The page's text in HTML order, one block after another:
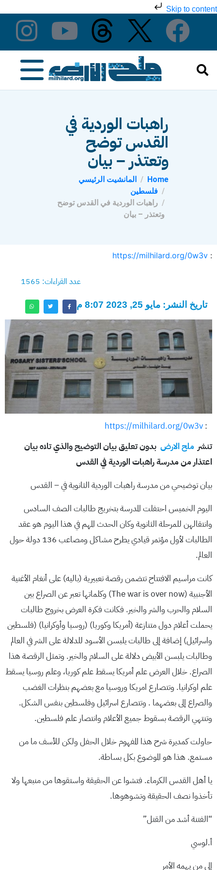
Skip to content
راهبات الوردية في
القدس توضح
وتعتذر – بيان
Home
المانشيت الرئيسي
فلسطين
راهبات الوردية في القدس توضح
وتعتذر – بيان
:
https://milhilard.org/0w3v
عدد القراءات: 1565
تاريخ النشر: مايو 25, 2023 8:07 م
:
https://milhilard.org/0w3v
تنشر ملح الارض بدون تعليق بيان التوضيح والذي تلاه بيان
اعتذار من مدرسة راهبات الوردية في القدس
بيان توضيحي من مدرسة راهبات الوردية الثانوية في – القدس
اليوم الخميس احتفلت المدرسة بتخريج طالبات الصف السادس
وانتقالهن للمرحلة الثانوية وكان الحدث المهم في هذا اليوم هو عقد
الطالبات لأول مؤتمر قيادي يطرح مشاكل ومصاعب 136 دولة حول
العالم.
كانت مراسيم الافتتاح تتضمن رقصة تعبيرية (باليه) على أنغام الأغنية
الأجنبية (The war is over now) وكلماتها تعبر عن الصراع بين
السلام والحرب والشر والخير. فكانت فكرة العرض بخروج طالبات
يحملت أعلام دول متنازعة (أمريكا وكوريا) (روسيا وأوكرانيا) (فلسطين
واسرائيل) إضافة إلى طالبات يلبسن الأسود للدلالة على الشر في العالم
وطالبات يلبسن الأبيض دلالة على السلام والخير. وتمثل الرقصة هذا
الصراع. خلال العرض علم أمريكا يسقط علم كوريا، وعلم روسيا يسقط
علم اوكرانيا. وتتصارع امريكا وروسيا مع بعضهم بنظرات الغضب
والصراع إلى بعضهما . وتتصارع اسرائيل وفلسطين بنفس الشكل.
وتنتهي الرقصة بسقوط جميع الأعلام وانتصار علم فلسطين.
حاولت كمديرة شرح هذا المفهوم خلال الحفل ولكن للأسف ما من
مستمع. هذا هو الموضوع بكل بساطة.
يا أهل القدس الكرماء. فتشوا عن الحقيقة واستقوها من منبعها ولا
تأخذوا نصف الحقيقة وتشوهوها.
“الفتنة أشد من القتل”
أ.لوسي
إلى من يهمه الأمر